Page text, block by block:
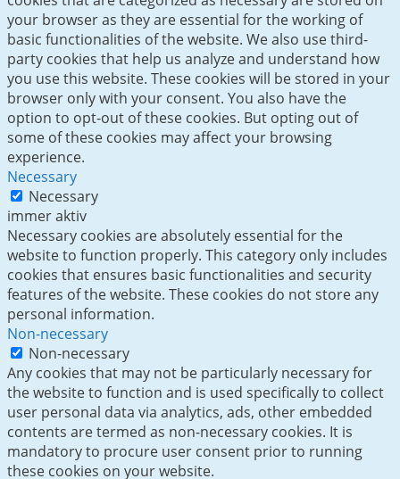
your browser as they are essential for the working of
basic functionalities of the website. We also use third-
party cookies that help us analyze and understand how
you use this website. These cookies will be stored in your
browser only with your consent. You also have the
option to opt-out of these cookies. But opting out of
some of these cookies may affect your browsing
experience.
Necessary
Necessary
immer aktiv
Necessary cookies are absolutely essential for the
website to function properly. This category only includes
cookies that ensures basic functionalities and security
features of the website. These cookies do not store any
personal information.
Non-necessary
Non-necessary
Any cookies that may not be particularly necessary for
the website to function and is used specifically to collect
user personal data via analytics, ads, other embedded
contents are termed as non-necessary cookies. It is
mandatory to procure user consent prior to running
these cookies on your website.